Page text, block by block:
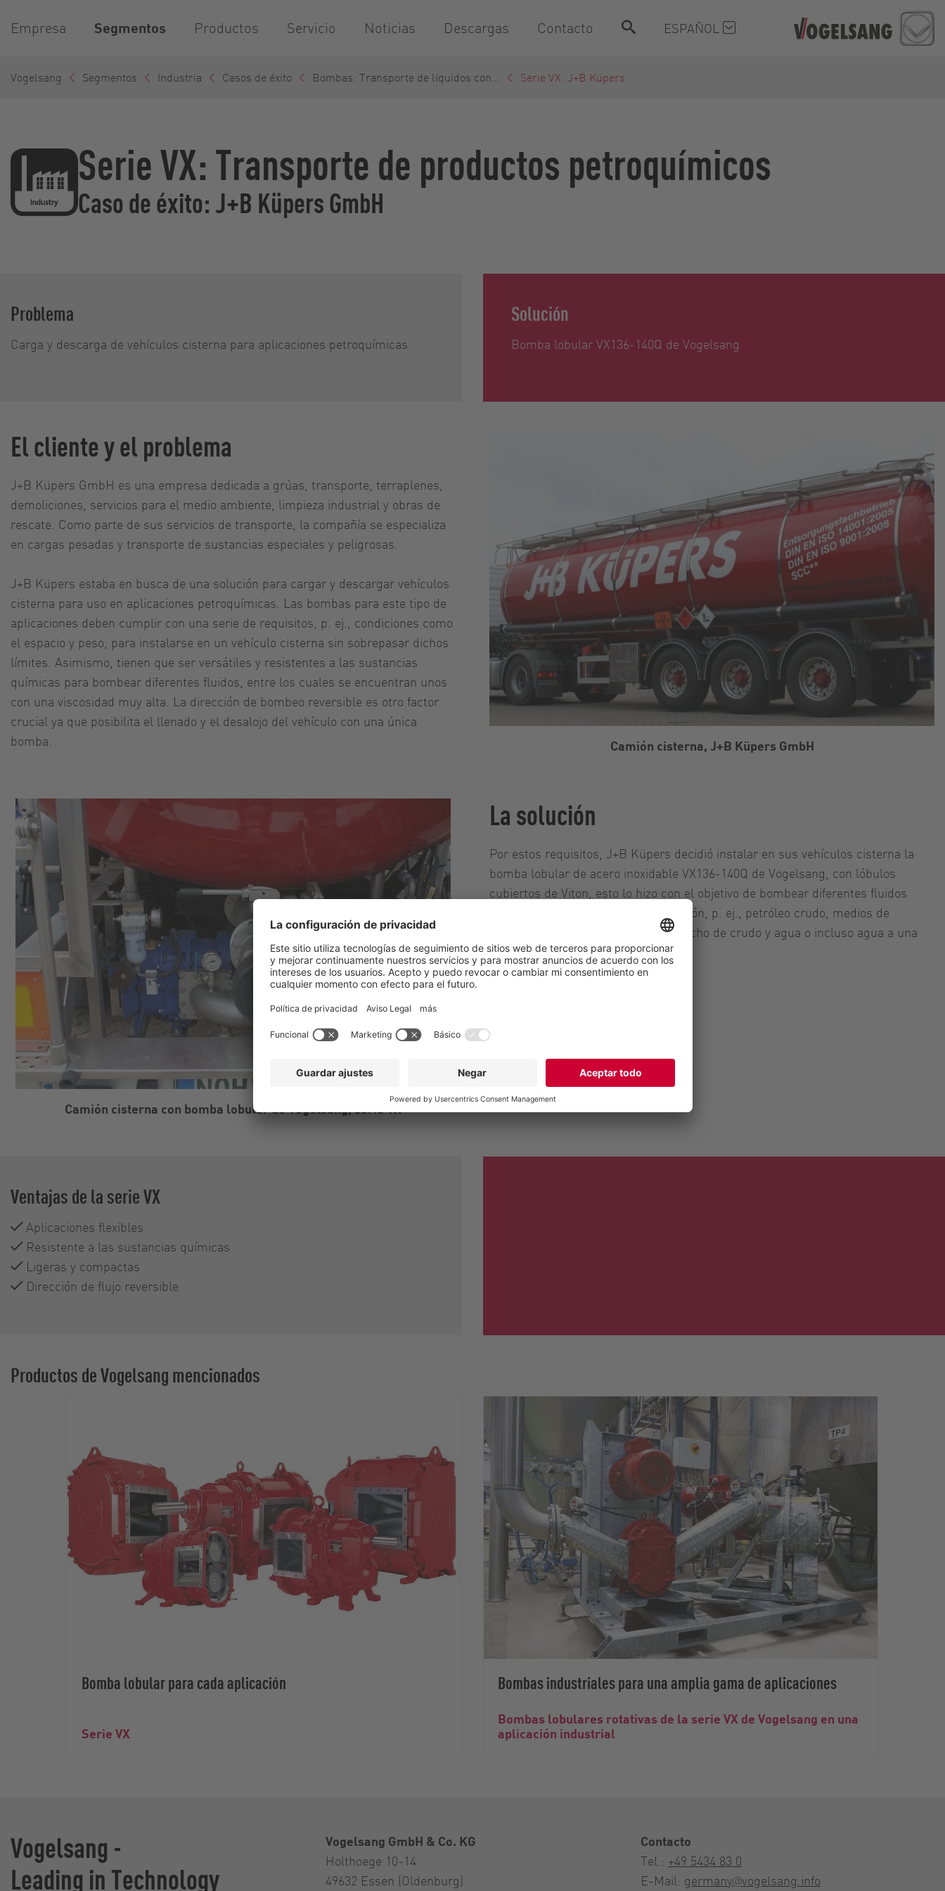
Empresa Segmentos Productos Servicio Noticias Descargas Contacto ESPAÑOL
Vogelsang Segmentos Industria Casos de éxito Bombas: Transporte de líquidos con... Serie VX: J+B Küpers
Serie VX: Transporte de productos petroquímicos
Caso de éxito: J+B Küpers GmbH
Problema
Carga y descarga de vehículos cisterna para aplicaciones petroquímicas
Solución
Bomba lobular VX136-140Q de Vogelsang
El cliente y el problema
J+B Küpers GmbH es una empresa dedicada a grúas, transporte, terraplenes,
demoliciones, servicios para el medio ambiente, limpieza industrial y obras de
rescate. Como parte de sus servicios de transporte, la compañía se especializa
en cargas pesadas y transporte de sustancias especiales y peligrosas.
J+B Küpers estaba en busca de una solución para cargar y descargar vehículos
cisterna para uso en aplicaciones petroquímicas. Las bombas para este tipo de
aplicaciones deben cumplir con una serie de requisitos, p. ej., condiciones como
el espacio y peso, para instalarse en un vehículo cisterna sin sobrepasar dichos
límites. Asimismo, tienen que ser versátiles y resistentes a las sustancias
químicas para bombear diferentes fluidos, entre los cuales se encuentran unos
con una viscosidad muy alta. La dirección de bombeo reversible es otro factor
crucial ya que posibilita el llenado y el desalojo del vehículo con una única
bomba.
Camión cisterna, J+B Küpers GmbH
Camión cisterna con bomba lobular de Vogelsang, serie VX
La solución
Por estos requisitos, J+B Küpers decidió instalar en sus vehículos cisterna la
bomba lobular de acero inoxidable VX136-140Q de Vogelsang, con lóbulos
cubiertos de Viton, esto lo hizo con el objetivo de bombear diferentes fluidos
producidos en las zonas de perforación, p. ej., petróleo crudo, medios de
perforación o lavado, condensado hecho de crudo y agua o incluso agua a una
temperatura de hasta 80 °C.
Ventajas de la serie VX
Aplicaciones flexibles
Resistente a las sustancias químicas
Ligeras y compactas
Dirección de flujo reversible
Productos de Vogelsang mencionados
Bomba lobular para cada aplicación
Serie VX
Bombas industriales para una amplia gama de aplicaciones
Bombas lobulares rotativas de la serie VX de Vogelsang en una
aplicación industrial
Vogelsang -
Leading in Technology
Vogelsang GmbH & Co. KG
Holthoege 10-14
49632 Essen (Oldenburg)
Contacto
Tel.: +49 5434 83 0
E-Mail: germany@vogelsang.info